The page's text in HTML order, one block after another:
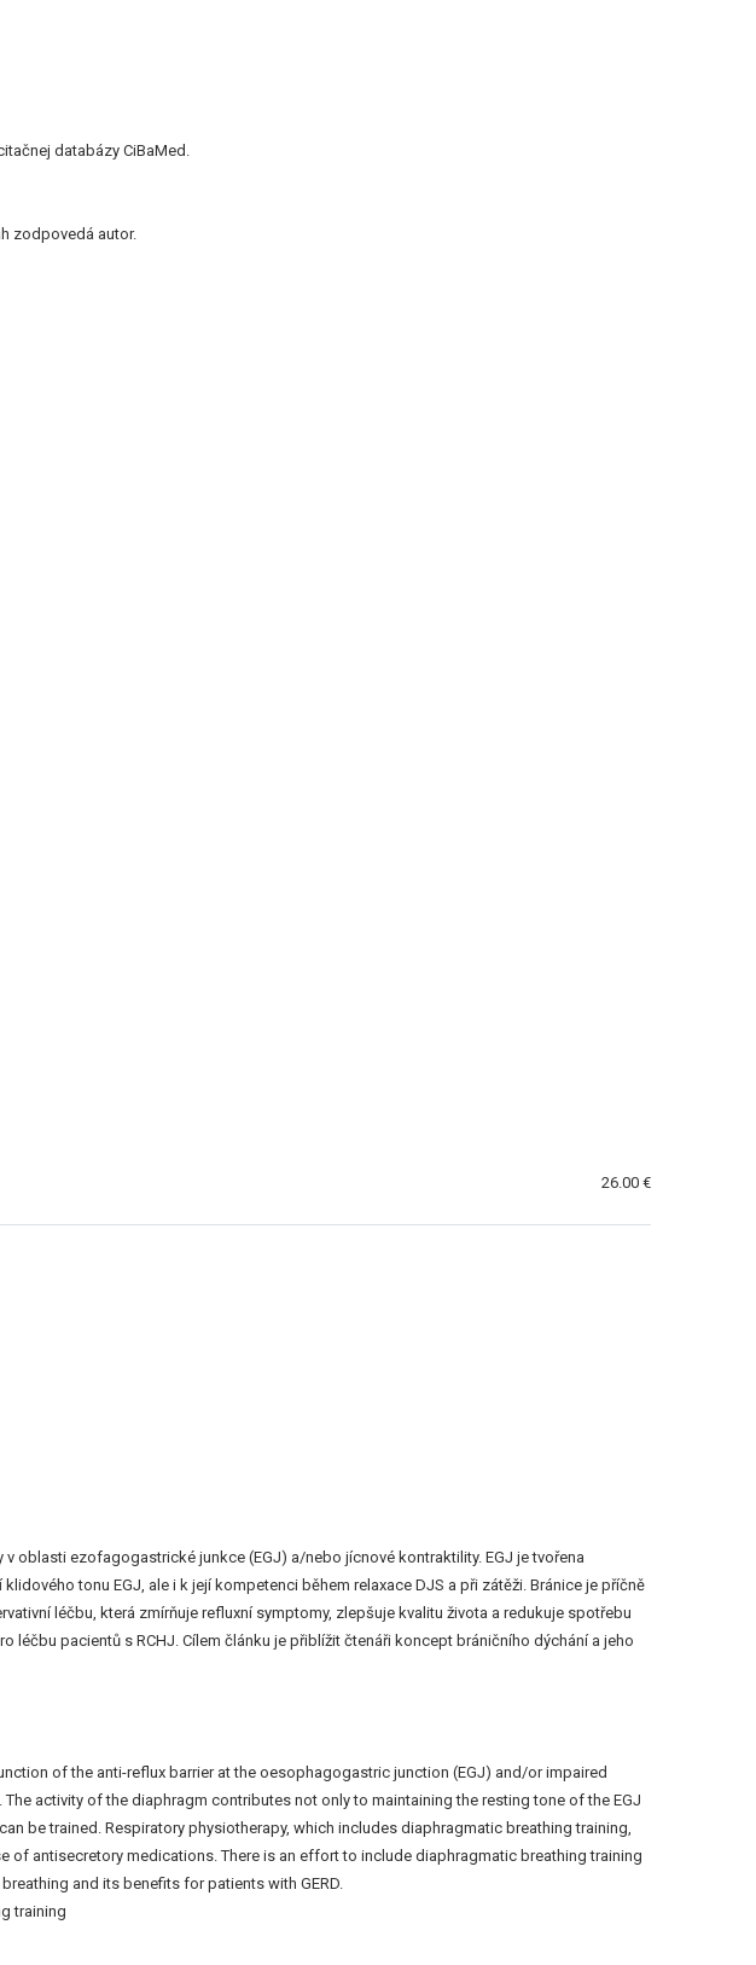
databázy CiBaMed.
zodpovedá autor.
26.00 €
oblasti ezofagogastrické junkce (EGJ) a/nebo jícnové kontraktility. EGJ je tvořena
tonu EGJ, ale i k její kompetenci během relaxace DJS a při zátěži. Bránice je příčně
léčbu, která zmírňuje refluxní symptomy, zlepšuje kvalitu života a redukuje spotřebu
pacientů s RCHJ. Cílem článku je přiblížit čtenáři koncept bráničního dýchání a jeho
of the anti-reflux barrier at the oesophagogastric junction (EGJ) and/or impaired
activity of the diaphragm contributes not only to maintaining the resting tone of the EGJ
be trained. Respiratory physiotherapy, which includes diaphragmatic breathing training,
antisecretory medications. There is an effort to include diaphragmatic breathing training
and its benefits for patients with GERD.
training